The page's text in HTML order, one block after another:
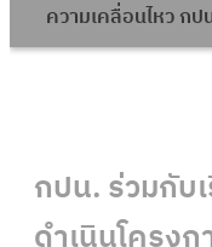
ความเคลื่อนไหว กป
กปน. ร่วมกับ